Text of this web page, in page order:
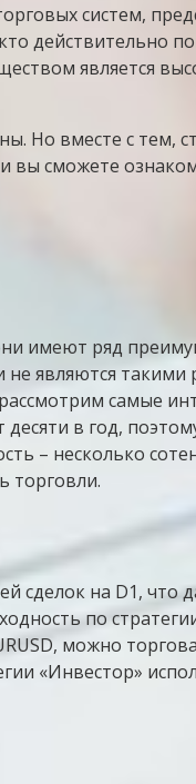
систем,
действительно
является
Но вместе с тем,
сможете
имеют ряд
являются такими
самые
в год,
– несколько
торговли.
сделок на D1,
по
можно
«Инвестор»